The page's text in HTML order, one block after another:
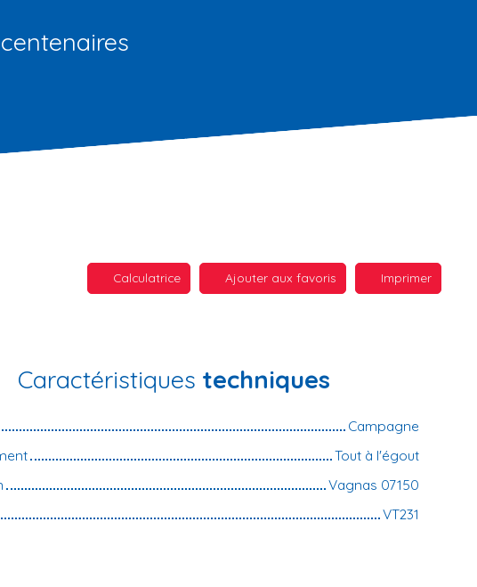
Calculatrice Ajouter aux favoris Imprimer
Caractéristiques techniques
Campagne
Tout à l'égout
Vagnas 07150
VT231